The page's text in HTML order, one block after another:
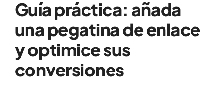
Guía práctica: añada
una pegatina de enlace
y optimice sus
conversiones